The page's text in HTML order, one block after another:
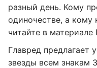
разный день. Кому
одиночестве, а кому
читайте в материале
Главред предлагает
звезды всем знакам